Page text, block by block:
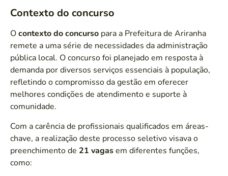
Contexto do concurso
Ocontexto do concurso para a Prefeitura de Ariranha
remete a uma série de necessidades da administração
pública local. O concurso foi planejado em resposta à
demanda por diversos serviços essenciais à população,
refletindo o compromisso da gestão em oferecer
melhores condições de atendimento e suporte à
comunidade.
Com a carência de profissionais qualificados em áreas-
chave, a realização deste processo seletivo visava o
preenchimento de 21 vagasem diferentes funções,
como: